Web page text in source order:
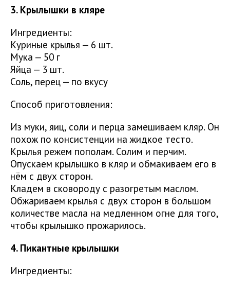
3. Крылышки в кляре
Ингредиенты:
Куриные крылья — 6 шт.
Мука — 50 г
Яйца — 3 шт.
Соль, перец — по вкусу
Способ приготовления:
Из муки, яиц, соли и перца замешиваем кляр. Он
похож по консистенции на жидкое тесто.
Крылья режем пополам. Солим и перчим.
Опускаем крылышко в кляр и обмакиваем его в
нём с двух сторон.
Кладем в сковороду с разогретым маслом.
Обжариваем крылья с двух сторон в большом
количестве масла на медленном огне для того,
чтобы крылышко прожарилось.
4. Пикантные крылышки
Ингредиенты: